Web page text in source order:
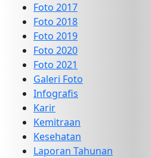
Foto 2017
Foto 2018
Foto 2019
Foto 2020
Foto 2021
Galeri Foto
Infografis
Karir
Kemitraan
Kesehatan
Laporan Tahunan